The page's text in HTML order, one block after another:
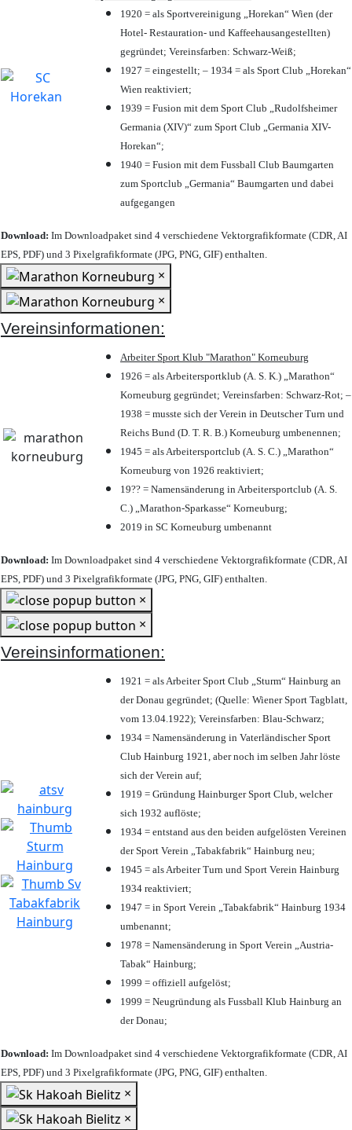
1920 = als Sportvereinigung „Horekan“ Wien (der
Hotel- Restauration- und Kaffeehausangestellten)
gegründet; Vereinsfarben: Schwarz-Weiß;
1927 = eingestellt; – 1934 = als Sport Club „Horekan“
Wien reaktiviert;
1939 = Fusion mit dem Sport Club „Rudolfsheimer
Germania (XIV)“ zum Sport Club „Germania XIV-
Horekan“;
1940 = Fusion mit dem Fussball Club Baumgarten
zum Sportclub „Germania“ Baumgarten und dabei
aufgegangen
Download: Im Downloadpaket sind 4 verschiedene Vektorgrafikformate (CDR, AI
EPS, PDF) und 3 Pixelgrafikformate (JPG, PNG, GIF) enthalten.
×
×
Vereinsinformationen:
Arbeiter Sport Klub "Marathon" Korneuburg
1926 = als Arbeitersportklub (A. S. K.) „Marathon“
Korneuburg gegründet; Vereinsfarben: Schwarz-Rot; –
1938 = musste sich der Verein in Deutscher Turn und
Reichs Bund (D. T. R. B.) Korneuburg umbenennen;
1945 = als Arbeitersportclub (A. S. C.) „Marathon“
Korneuburg von 1926 reaktiviert;
19?? = Namensänderung in Arbeitersportclub (A. S.
C.) „Marathon-Sparkasse“ Korneuburg;
2019 in SC Korneuburg umbenannt
Download: Im Downloadpaket sind 4 verschiedene Vektorgrafikformate (CDR, AI
EPS, PDF) und 3 Pixelgrafikformate (JPG, PNG, GIF) enthalten.
×
×
Vereinsinformationen:
1921 = als Arbeiter Sport Club „Sturm“ Hainburg an
der Donau gegründet; (Quelle: Wiener Sport Tagblatt,
vom 13.04.1922); Vereinsfarben: Blau-Schwarz;
1934 = Namensänderung in Vaterländischer Sport
Club Hainburg 1921, aber noch im selben Jahr löste
sich der Verein auf;
1919 = Gründung Hainburger Sport Club, welcher
sich 1932 auflöste;
1934 = entstand aus den beiden aufgelösten Vereinen
der Sport Verein „Tabakfabrik“ Hainburg neu;
1945 = als Arbeiter Turn und Sport Verein Hainburg
1934 reaktiviert;
1947 = in Sport Verein „Tabakfabrik“ Hainburg 1934
umbenannt;
1978 = Namensänderung in Sport Verein „Austria-
Tabak“ Hainburg;
1999 = offiziell aufgelöst;
1999 = Neugründung als Fussball Klub Hainburg an
der Donau;
Download: Im Downloadpaket sind 4 verschiedene Vektorgrafikformate (CDR, AI
EPS, PDF) und 3 Pixelgrafikformate (JPG, PNG, GIF) enthalten.
×
×